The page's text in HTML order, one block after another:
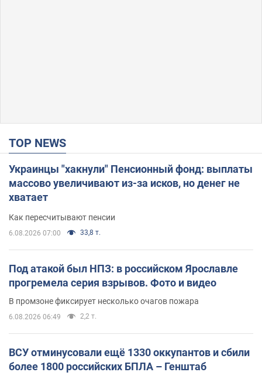
TOP NEWS
Украинцы "хакнули" Пенсионный фонд: выплаты
массово увеличивают из-за исков, но денег не
хватает
Как пересчитывают пенсии
6.08.2026 07:00 33,8 т.
Под атакой был НПЗ: в российском Ярославле
прогремела серия взрывов. Фото и видео
В промзоне фиксирует несколько очагов пожара
6.08.2026 06:49 2,2 т.
ВСУ отминусовали ещё 1330 оккупантов и сбили
более 1800 российских БПЛА – Генштаб